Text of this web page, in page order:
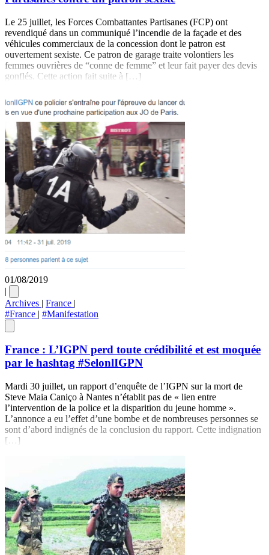
Le 25 juillet, les Forces Combattantes Partisanes (FCP) ont
revendiqué dans un communiqué l’incendie de la façade et des
véhicules commerciaux de la concession dont le patron est
ouvertement sexiste. Ce patron de garage traite volontiers les
femmes ouvrières de “conne de femme” et leur fait payer des devis
gonflés. Cette action fait suite à […]
01/08/2019
|
Archives | France |
#France | #Manifestation
France : L’IGPN perd toute crédibilité et est moquée
par le hashtag #SelonlIGPN
Mardi 30 juillet, un rapport d’enquête de l’IGPN sur la mort de
Steve Maia Caniço à Nantes n’établit pas de « lien entre
l’intervention de la police et la disparition du jeune homme ».
L’annonce a eu l’effet d’une bombe et de nombreuses personnes se
sont d’abord indignés de la conclusion du rapport. Cette indignation
[…]